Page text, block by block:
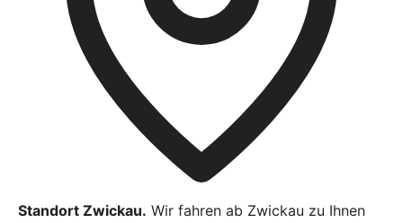
Standort Zwickau. Wir fahren ab Zwickau zu Ihnen